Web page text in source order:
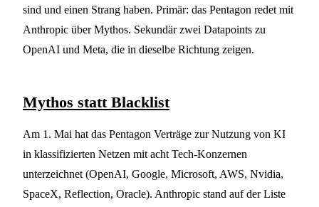
sind und einen Strang haben. Primär: das Pentagon redet mit
Anthropic über Mythos. Sekundär zwei Datapoints zu
OpenAI und Meta, die in dieselbe Richtung zeigen.
Mythos statt Blacklist
Am 1. Mai hat das Pentagon Verträge zur Nutzung von KI
in klassifizierten Netzen mit acht Tech-Konzernen
unterzeichnet (OpenAI, Google, Microsoft, AWS, Nvidia,
SpaceX, Reflection, Oracle). Anthropic stand auf der Liste